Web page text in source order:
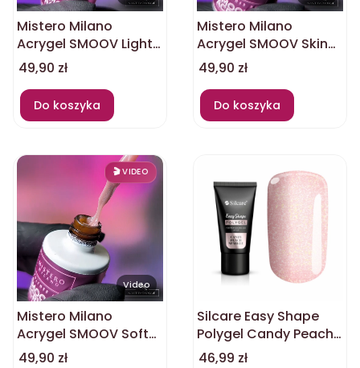
Mistero Milano
Acrygel SMOOV Light
pink 2094 12ml
Cena
49,90 zł
Do koszyka
Mistero Milano
Acrygel SMOOV Skin
tone 2095 12ml
Cena
49,90 zł
Do koszyka
Video
Mistero Milano
Acrygel SMOOV Soft
peach 2096 12ml
Cena
49,90 zł
Silcare Easy Shape
Polygel Candy Peach
Sparkle NEW 30g
Cena
46,99 zł